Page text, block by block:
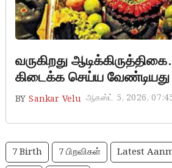
வருகிறது
கிடைக்க செய்ய
BY Sankar Velu ஆகஸ்ட் 5, 2026,
7 Birth 7 பிறவிகள்
Latest